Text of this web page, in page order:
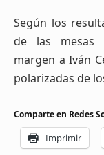
Según los
de las mesas
margen a Iván
polarizadas de
Comparte en Redes
Imprimir